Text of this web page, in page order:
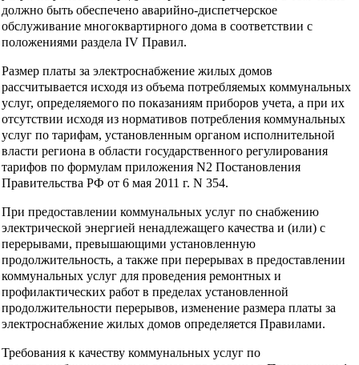
должно быть обеспечено аварийно-диспетчерское
обслуживание многоквартирного дома в соответствии с
положениями раздела IV Правил.
Размер платы за электроснабжение жилых домов
рассчитывается исходя из объема потребляемых коммунальных
услуг, определяемого по показаниям приборов учета, а при их
отсутствии исходя из нормативов потребления коммунальных
услуг по тарифам, установленным органом исполнительной
власти региона в области государственного регулирования
тарифов по формулам приложения N2 Постановления
Правительства РФ от 6 мая 2011 г. N 354.
При предоставлении коммунальных услуг по снабжению
электрической энергией ненадлежащего качества и (или) с
перерывами, превышающими установленную
продолжительность, а также при перерывах в предоставлении
коммунальных услуг для проведения ремонтных и
профилактических работ в пределах установленной
продолжительности перерывов, изменение размера платы за
электроснабжение жилых домов определяется Правилами.
Требования к качеству коммунальных услуг по